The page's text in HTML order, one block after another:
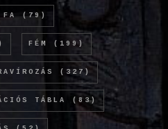
FA (79)
FÉM (199)
(327)
TÁBLA (83)